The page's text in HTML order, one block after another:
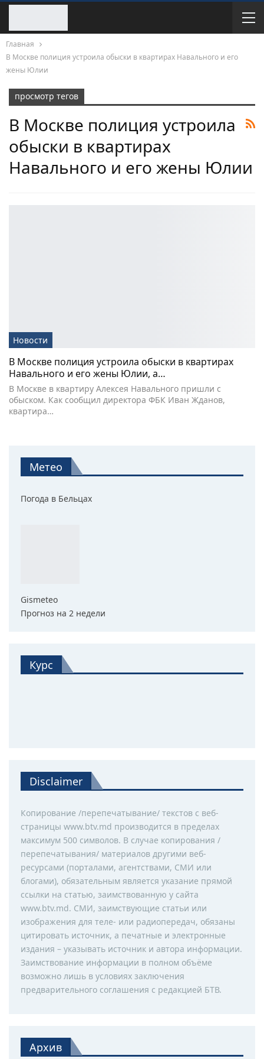
Главная
В Москве полиция устроила обыски в квартирах Навального и его
жены Юлии
просмотр тегов
В Москве полиция устроила
обыски в квартирах
Навального и его жены Юлии
Новости
В Москве полиция устроила обыски в квартирах
Навального и его жены Юлии, а…
В Москве в квартиру Алексея Навального пришли с
обыском. Как сообщил директора ФБК Иван Жданов,
квартира…
Метео
Погода в Бельцах
Gismeteo
Прогноз на 2 недели
Курс
Disclaimer
Копирование /перепечатывание/ текстов с веб-
страницы www.btv.md производится в пределах
максимум 500 символов. В случае копирования /
перепечатывания/ материалов другими веб-
ресурсами (порталами, агентствами, СМИ или
блогами), обязательным является указание прямой
ссылки на статью, заимствованную у сайта
www.btv.md. СМИ, заимствующие статьи или
изображения для теле- или радиопередач, обязаны
цитировать источник, а печатные и электронные
издания – указывать источник и автора информации.
Заимствование информации в полном объёме
возможно лишь в условиях заключения
предварительного соглашения с редакцией БТВ.
Архив